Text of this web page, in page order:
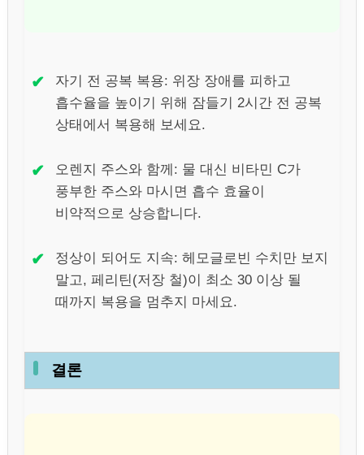
✔
자기 전 공복 복용: 위장 장애를 피하고
흡수율을 높이기 위해 잠들기 2시간 전 공복
상태에서 복용해 보세요.
✔
오렌지 주스와 함께: 물 대신 비타민 C가
풍부한 주스와 마시면 흡수 효율이
비약적으로 상승합니다.
✔
정상이 되어도 지속: 헤모글로빈 수치만 보지
말고, 페리틴(저장 철)이 최소 30 이상 될
때까지 복용을 멈추지 마세요.
결론